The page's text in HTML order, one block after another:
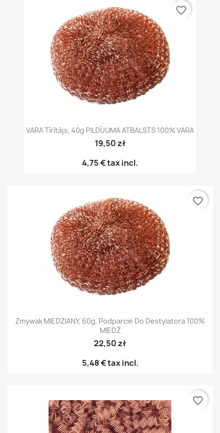
VARA Tīrītājs, 40g PILDĪJUMA ATBALSTS 100% VARA
19,50 zł
4,75 €tax incl.
favorite_border
Zmywak MIEDZIANY, 60g, Podparcie Do Destylatora 100%
MIEDŹ
22,50 zł
5,48 €tax incl.
favorite_border
favorite_border